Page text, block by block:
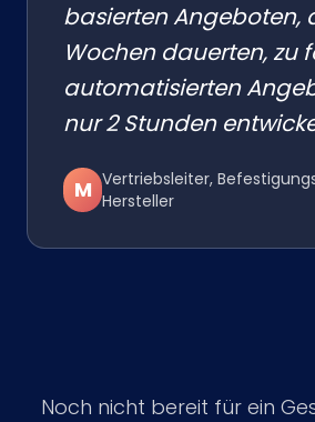
basierten Angeboten,
Wochen dauerten, zu
automatisierten
nur 2 Stunden
M Vertriebsleiter,
Hersteller
Noch nicht bereit für ein